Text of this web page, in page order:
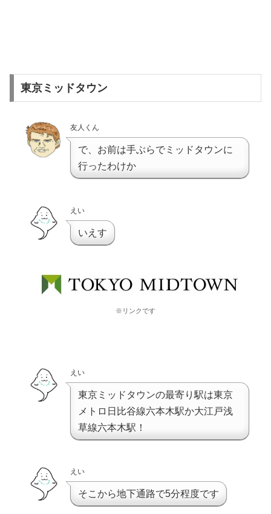
東京ミッドタウン
友人くん
で、お前は手ぶらでミッドタウンに
行ったわけか
えい
いえす
※リンクです
えい
東京ミッドタウンの最寄り駅は東京
メトロ日比谷線六本木駅か大江戸浅
草線六本木駅！
えい
そこから地下通路で5分程度です